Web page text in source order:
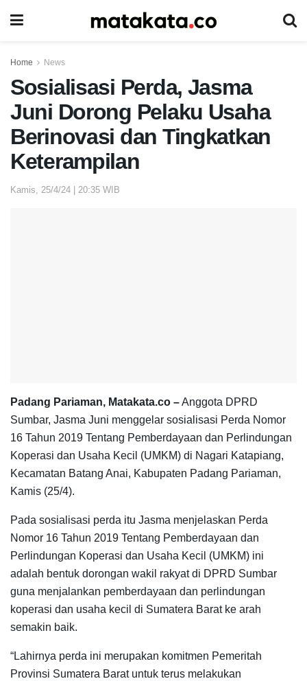
Home News
Sosialisasi Perda, Jasma
Juni Dorong Pelaku Usaha
Berinovasi dan Tingkatkan
Keterampilan
Kamis, 25/4/24 | 20:35 WIB
Padang Pariaman, Matakata.co –Anggota DPRD
Sumbar, Jasma Juni menggelar sosialisasi Perda Nomor
16 Tahun 2019 Tentang Pemberdayaan dan Perlindungan
Koperasi dan Usaha Kecil (UMKM) di Nagari Katapiang,
Kecamatan Batang Anai, Kabupaten Padang Pariaman,
Kamis (25/4).
Pada sosialisasi perda itu Jasma menjelaskan Perda
Nomor 16 Tahun 2019 Tentang Pemberdayaan dan
Perlindungan Koperasi dan Usaha Kecil (UMKM) ini
adalah bentuk dorongan wakil rakyat di DPRD Sumbar
guna menjalankan pemberdayaan dan perlindungan
koperasi dan usaha kecil di Sumatera Barat ke arah
semakin baik.
“Lahirnya perda ini merupakan komitmen Pemeritah
Provinsi Sumatera Barat untuk terus melakukan